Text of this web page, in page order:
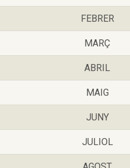
FEBRER
MARÇ
ABRIL
MAIG
JUNY
JULIOL